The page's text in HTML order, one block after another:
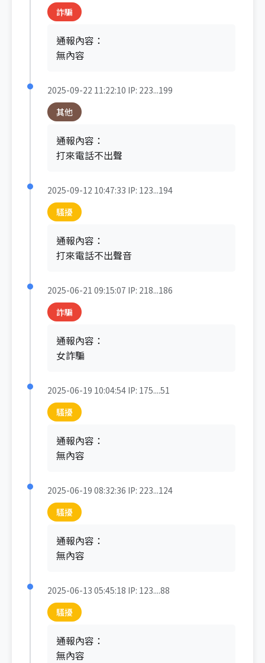
詐騙
通報內容：
無內容
2025-09-22 11:22:10 IP: 223...199
其他
通報內容：
打來電話不出聲
2025-09-12 10:47:33 IP: 123...194
騷擾
通報內容：
打來電話不出聲音
2025-06-21 09:15:07 IP: 218...186
詐騙
通報內容：
女詐騙
2025-06-19 10:04:54 IP: 175....51
騷擾
通報內容：
無內容
2025-06-19 08:32:36 IP: 223...124
騷擾
通報內容：
無內容
2025-06-13 05:45:18 IP: 123....88
騷擾
通報內容：
無內容